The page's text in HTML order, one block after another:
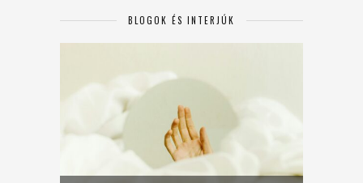
BLOGOK ÉS INTERJÚK